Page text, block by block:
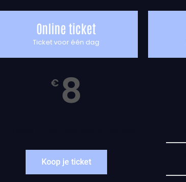
Online ticket
Ticket voor één dag
€ 8
Koop je ticket